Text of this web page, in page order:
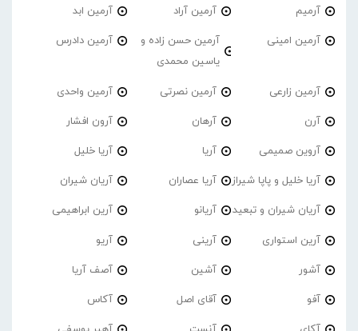
آرمیم آرمین آراد آرمین ابد
آرمین امینی
آرمین حسن زاده و
یاسین محمدی
آرمین دادرس
آرمین زارعی آرمین نصرتی آرمین واحدی
آرن آرهان آرون افشار
آروین صمیمی آریا آریا خلیل
آریا خلیل و پاپا شیراز آریا عصاران آریان شیران
آریان شیران و تبعید آریانو آرین ابراهیمی
آرین استواری آرینی آریو
آشور آشین آصف آریا
آفو آقای اصل آکاس